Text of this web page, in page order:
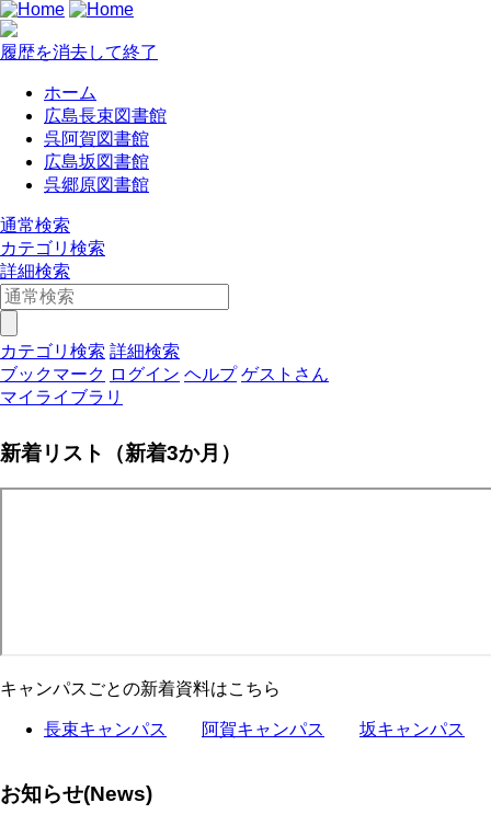
履歴を消去して終了
ホーム
広島長束図書館
呉阿賀図書館
広島坂図書館
呉郷原図書館
通常検索
カテゴリ検索
詳細検索
カテゴリ検索 詳細検索
ブックマーク ログイン ヘルプ ゲストさん
マイライブラリ
新着リスト（新着3か月）
キャンパスごとの新着資料はこちら
長束キャンパス 阿賀キャンパス 坂キャンパス
お知らせ(News)